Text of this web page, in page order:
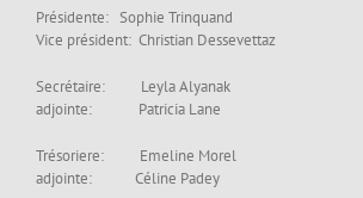
Présidente: Sophie Trinquand
Vice président: Christian Dessevettaz
Secrétaire: Leyla Alyanak
adjointe: Patricia Lane
Trésoriere: Emeline Morel
adjointe: Céline Padey